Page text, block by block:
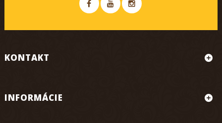
KONTAKT
INFORMÁCIE